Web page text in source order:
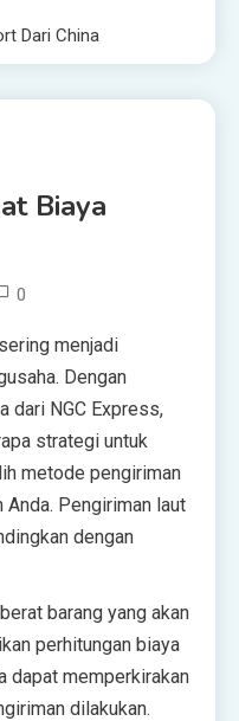
Dari China
Biaya
0
menjadi
Dengan
dari NGC Express,
strategi untuk
metode pengiriman
Pengiriman laut
dengan
barang yang akan
perhitungan biaya
dapat memperkirakan
dilakukan.